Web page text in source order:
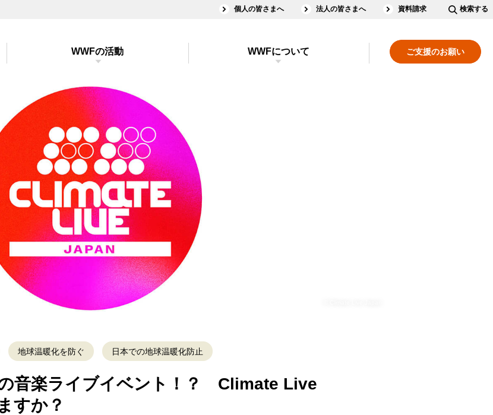
個人の皆さまへ 法人の皆さまへ 資料請求 検索する
ご支援のお願い
WWFの活動 WWFについて
地球温暖化を防ぐ 日本での地球温暖化防止
音楽ライブイベント！？ Climate Live
すか？